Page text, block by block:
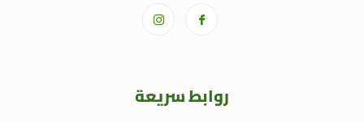
روابط سريعة